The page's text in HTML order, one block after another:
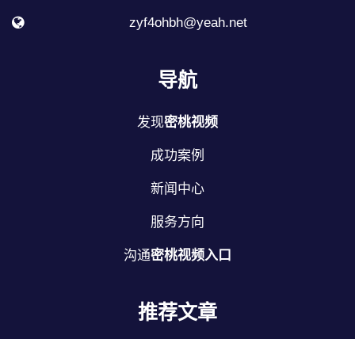
zyf4ohbh@yeah.net
导航
发现密桃视频
成功案例
新闻中心
服务方向
沟通密桃视频入口
推荐文章